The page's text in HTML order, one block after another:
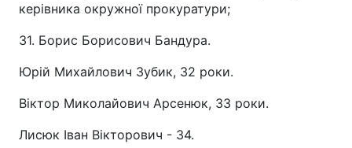
керівника окружної прокуратури;
31. Борис Борисович Бандура.
Юрій Михайлович Зубик, 32 роки.
Віктор Миколайович Арсенюк, 33 роки.
Лисюк Іван Вікторович - 34.